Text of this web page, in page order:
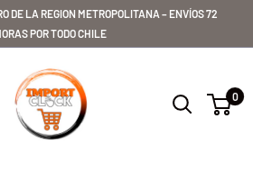
DE LA REGION METROPOLITANA – ENVÍOS 72
POR TODO CHILE
Importclick
0